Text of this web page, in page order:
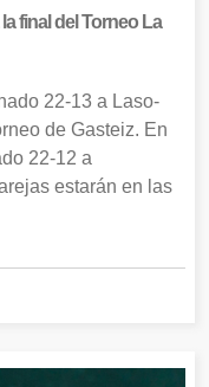
final del Torneo La
22-13 a Laso-
de Gasteiz. En
22-12 a
estarán en las